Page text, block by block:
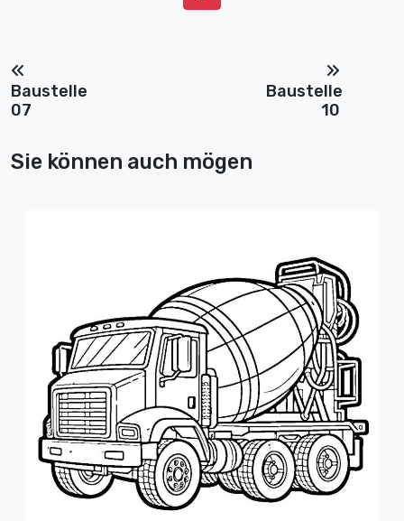
Baustelle
07
Baustelle
10
Sie können auch mögen